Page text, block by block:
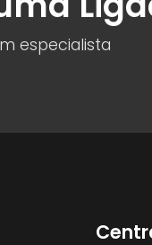
especialista